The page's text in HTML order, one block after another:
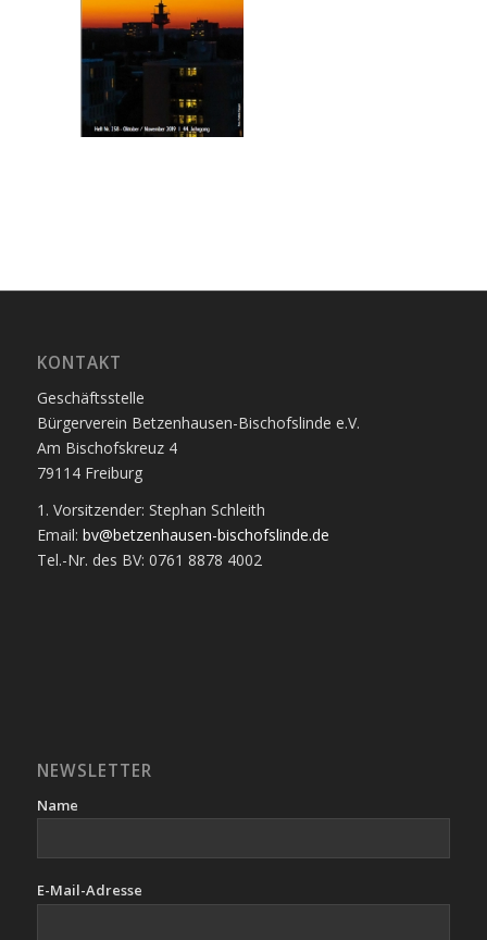
KONTAKT
Geschäftsstelle
Bürgerverein Betzenhausen-Bischofslinde e.V.
Am Bischofskreuz 4
79114 Freiburg
1. Vorsitzender: Stephan Schleith
Email: bv@betzenhausen-bischofslinde.de
Tel.-Nr. des BV: 0761 8878 4002
NEWSLETTER
Name
E-Mail-Adresse